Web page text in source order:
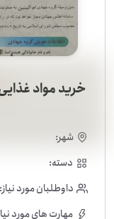
خرید مواد
شهر:
دسته:
داوطلبان مورد نیاز:
مهارت های مورد